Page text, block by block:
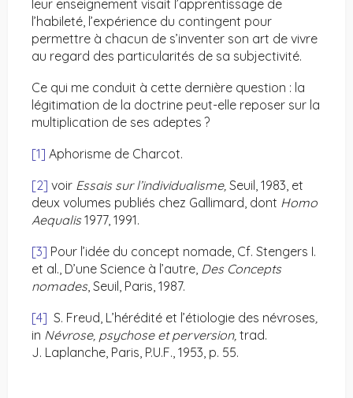
leur enseignement visait l’apprentissage de
l’habileté, l’expérience du contingent pour
permettre à chacun de s’inventer son art de vivre
au regard des particularités de sa subjectivité.
Ce qui me conduit à cette dernière question : la
légitimation de la doctrine peut-elle reposer sur la
multiplication de ses adeptes ?
[1] Aphorisme de Charcot.
[2] voir Essais sur l’individualisme, Seuil, 1983, et
deux volumes publiés chez Gallimard, dont Homo
Aequalis 1977, 1991.
[3] Pour l’idée du concept nomade, Cf. Stengers I.
et al., D’une Science à l’autre, Des Concepts
nomades, Seuil, Paris, 1987.
[4] S. Freud, L’hérédité et l’étiologie des névroses,
in Névrose, psychose et perversion, trad.
J. Laplanche, Paris, P.U.F., 1953, p. 55.